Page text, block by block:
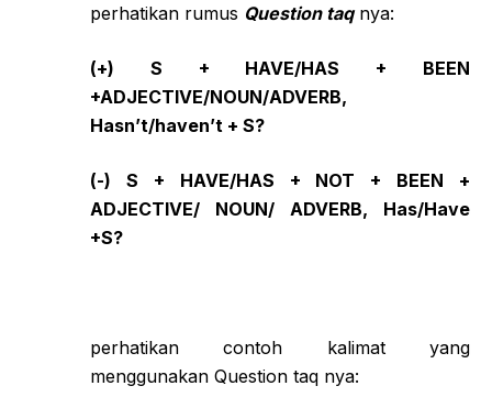
perhatikan rumus Question taqnya:
(+) S + HAVE/HAS + BEEN
+ADJECTIVE/NOUN/ADVERB,
Hasn’t/haven’t + S?
(-) S + HAVE/HAS + NOT + BEEN +
ADJECTIVE/ NOUN/ ADVERB, Has/Have
+S?
perhatikan contoh kalimat yang
menggunakan Question taq nya: